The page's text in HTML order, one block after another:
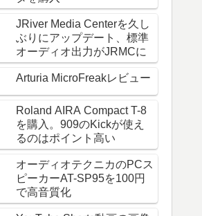
JRiver Media Centerを久し
ぶりにアップデート、標準
オーディオ出力がJRMCに
Arturia MicroFreakレビュー
Roland AIRA Compact T-8
を購入。909のKickが使え
るのはポイント高い
オーディオテクニカのPCス
ピーカーAT-SP95を100円
で高音質化